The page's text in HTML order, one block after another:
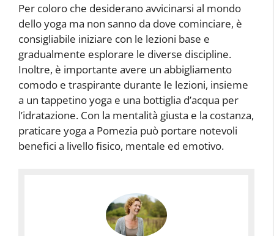
Per coloro che desiderano avvicinarsi al mondo
dello yoga ma non sanno da dove cominciare, è
consigliabile iniziare con le lezioni base e
gradualmente esplorare le diverse discipline.
Inoltre, è importante avere un abbigliamento
comodo e traspirante durante le lezioni, insieme
a un tappetino yoga e una bottiglia d’acqua per
l’idratazione. Con la mentalità giusta e la costanza,
praticare yoga a Pomezia può portare notevoli
benefici a livello fisico, mentale ed emotivo.